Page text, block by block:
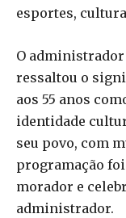
esportes,
O
ressaltou o
aos 55 anos
identidade
seu povo, com
programação
morador e
administrador.